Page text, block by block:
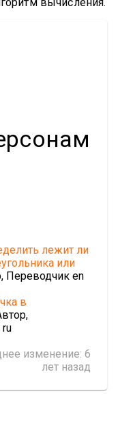
вычисления.
лежит ли
или
Переводчик en
в
изменение: 6
лет назад